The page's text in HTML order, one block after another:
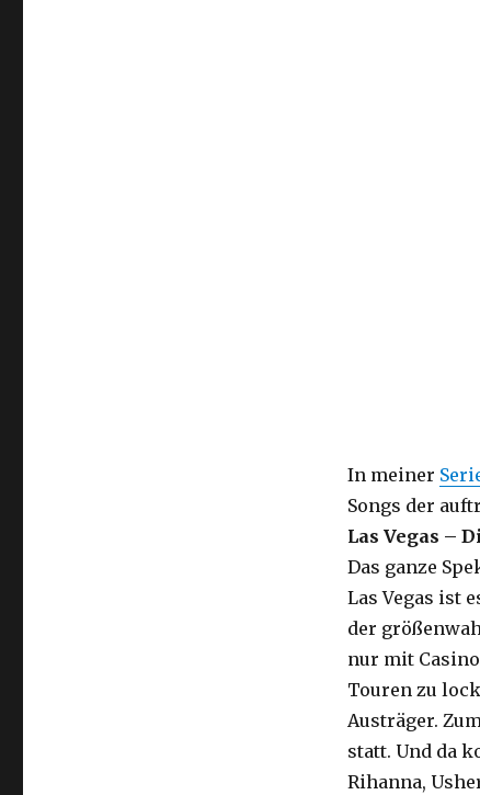
In meiner
Songs der
Las Vegas –
Das ganze
Las Vegas ist
der
nur mit
Touren zu
Austräger.
statt. Und da
Rihanna,